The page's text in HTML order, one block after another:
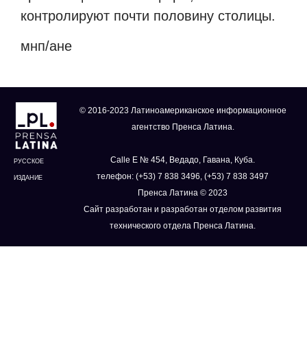
контролируют почти половину столицы.
мнп/ане
РУССКОЕ
ИЗДАНИЕ
© 2016-2023 Латиноамериканское информационное
агентство Пренса Латина.
Calle E № 454, Ведадо, Гавана, Куба.
телефон: (+53) 7 838 3496, (+53) 7 838 3497
Пренса Латина © 2023
Сайт разработан и разработан отделом развития
технического отдела Пренса Латина.